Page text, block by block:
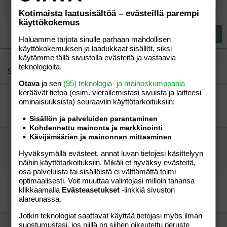
Pienennä sisennystä
15
18
22
26
Georgia
Tahoma
Times New Roman
Verdana
Tasaa oikealle
Heading 2
Similar threads
Kanille kaveri.
Kanin omistaja.
2
25.07.2012
Kanin omistaja.
Kanille uusi häkki.
Papanakuningaalleni
Aihe vapaa
7
Aihe vapaa
13.03.2012
Papanakuninkaalleni
Kantorinkoista?
norppa75
Perhe-elämä
3
jaana
Kotimaista laatusisältöä – evästeillä parempi
käyttökokemus
Haluamme tarjota sinulle parhaan mahdollisen
käyttökokemuksen ja laadukkaat sisällöt, siksi
käytämme tällä sivustolla evästeitä ja vastaavia
teknologioita.
Otavaja sen (95) teknologia- ja mainoskumppania
keräävät tietoa (esim. vierailemis­tasi sivuista ja laitteesi
ominaisuuk­sista) seuraaviin käyttötarkoituksiin:
Sisällön ja palveluiden parantaminen
Kohdennettu mainonta ja markkinointi
Kävijämäärien ja mainonnan mittaaminen
Hyväksymällä evästeet, annat luvan tietojesi käsittelyyn
näihin käyttötarkoituksiin. Mikäli et hyväksy evästeitä,
osa palveluista tai sisällöistä ei välttämättä toimi
optimaalisesti. Voit muuttaa valintojasi milloin tahansa
klikkaamalla Evästeasetukset -linkkiä sivuston
alareunassa.
Jotkin teknologiat saattavat käyttää tietojasi myös ilman
suostumustasi, jos niillä on siihen oikeutettu peruste